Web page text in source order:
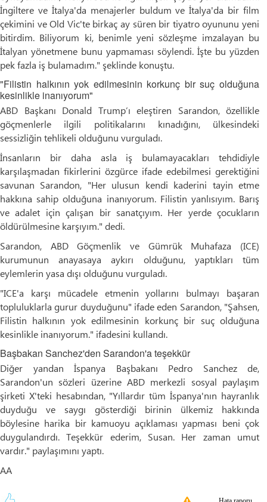
İngiltere ve İtalya'da menajerler buldum ve İtalya'da bir film
çekimini ve Old Vic'te birkaç ay süren bir tiyatro oyununu yeni
bitirdim. Biliyorum ki, benimle yeni sözleşme imzalayan bu
İtalyan yönetmene bunu yapmaması söylendi. İşte bu yüzden
pek fazla iş bulamadım." şeklinde konuştu.
"Filistin halkının yok edilmesinin korkunç bir suç olduğuna
kesinlikle inanıyorum"
ABD Başkanı Donald Trump’ı eleştiren Sarandon, özellikle
göçmenlerle ilgili politikalarını kınadığını, ülkesindeki
sessizliğin tehlikeli olduğunu vurguladı.
İnsanların bir daha asla iş bulamayacakları tehdidiyle
karşılaşmadan fikirlerini özgürce ifade edebilmesi gerektiğini
savunan Sarandon, "Her ulusun kendi kaderini tayin etme
hakkına sahip olduğuna inanıyorum. Filistin yanlısıyım. Barış
ve adalet için çalışan bir sanatçıyım. Her yerde çocukların
öldürülmesine karşıyım." dedi.
Sarandon, ABD Göçmenlik ve Gümrük Muhafaza (ICE)
kurumunun anayasaya aykırı olduğunu, yaptıkları tüm
eylemlerin yasa dışı olduğunu vurguladı.
"ICE'a karşı mücadele etmenin yollarını bulmayı başaran
topluluklarla gurur duyduğunu" ifade eden Sarandon, "Şahsen,
Filistin halkının yok edilmesinin korkunç bir suç olduğuna
kesinlikle inanıyorum." ifadesini kullandı.
Başbakan Sanchez'den Sarandon'a teşekkür
Diğer yandan İspanya Başbakanı Pedro Sanchez de,
Sarandon'un sözleri üzerine ABD merkezli sosyal paylaşım
şirketi X'teki hesabından, "Yıllardır tüm İspanya'nın hayranlık
duyduğu ve saygı gösterdiği birinin ülkemiz hakkında
böylesine harika bir kamuoyu açıklaması yapması beni çok
duygulandırdı. Teşekkür ederim, Susan. Her zaman umut
vardır." paylaşımını yaptı.
AA